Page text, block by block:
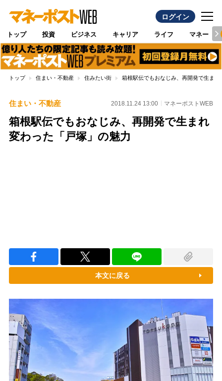
ログイン
トップ 投資 ビジネス キャリア ライフ マネー
トップ 住まい・不動産 住みたい街 箱根駅伝でもおなじみ、再開発で生ま
住まい・不動産 2018.11.24 13:00 マネーポストWEB
箱根駅伝でもおなじみ、再開発で生まれ
変わった「戸塚」の魅力
本文に戻る